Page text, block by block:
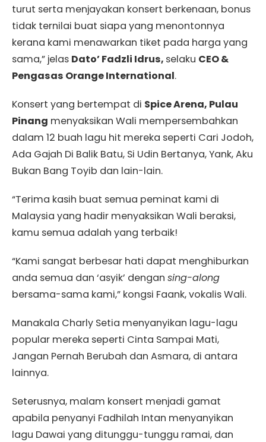
turut serta menjayakan konsert berkenaan, bonus
tidak ternilai buat siapa yang menontonnya
kerana kami menawarkan tiket pada harga yang
sama,” jelas Dato’ Fadzli Idrus, selaku CEO &
Pengasas Orange International.
Konsert yang bertempat di Spice Arena, Pulau
Pinang menyaksikan Wali mempersembahkan
dalam 12 buah lagu hit mereka seperti Cari Jodoh,
Ada Gajah Di Balik Batu, Si Udin Bertanya, Yank, Aku
Bukan Bang Toyib dan lain-lain.
“Terima kasih buat semua peminat kami di
Malaysia yang hadir menyaksikan Wali beraksi,
kamu semua adalah yang terbaik!
“Kami sangat berbesar hati dapat menghiburkan
anda semua dan ‘asyik’ dengan sing-along
bersama-sama kami,” kongsi Faank, vokalis Wali.
Manakala Charly Setia menyanyikan lagu-lagu
popular mereka seperti Cinta Sampai Mati,
Jangan Pernah Berubah dan Asmara, di antara
lainnya.
Seterusnya, malam konsert menjadi gamat
apabila penyanyi Fadhilah Intan menyanyikan
lagu Dawai yang ditunggu-tunggu ramai, dan